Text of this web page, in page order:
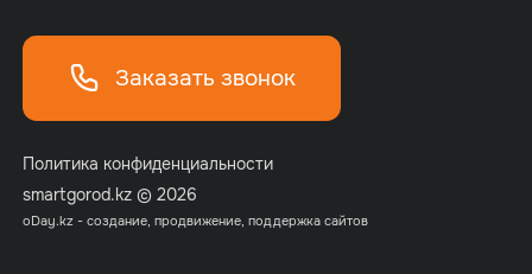
Заказать звонок
Политика конфиденциальности
smartgorod.kz © 2026
o Day.kz - создание, продвижение, поддержка сайтов